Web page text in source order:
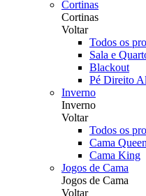
Cortinas
Cortinas
Voltar
Todos os
Sala e
Blackout
Pé Direito
Inverno
Inverno
Voltar
Todos os
Cama Queen
Cama King
Jogos de Cama
Jogos de Cama
Voltar